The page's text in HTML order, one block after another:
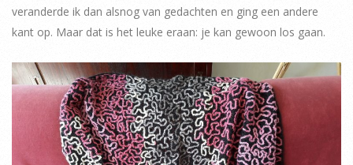
veranderde ik dan alsnog van gedachten en ging een andere
kant op. Maar dat is het leuke eraan: je kan gewoon los gaan.